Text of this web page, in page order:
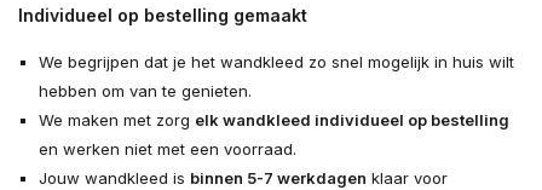
Individueel op bestelling gemaakt
We begrijpen dat je het wandkleed zo snel mogelijk in huis wilt
hebben om van te genieten.
We maken met zorg elk wandkleed individueel op bestelling
en werken niet met een voorraad.
Jouw wandkleed is binnen 5-7 werkdagen klaar voor